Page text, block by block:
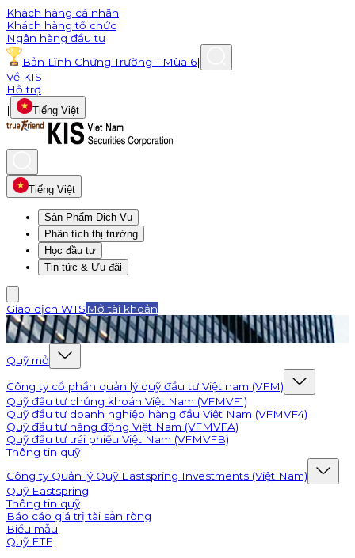
Khách hàng cá nhân
Khách hàng tổ chức
Ngân hàng đầu tư
Bản Lĩnh Chứng Trường - Mùa 6|
Về KIS
Hỗ trợ
|
Tiếng Việt
Tiếng Việt
Sản Phẩm Dịch Vụ
Phân tích thị trường
Học đầu tư
Tin tức & Ưu đãi
Giao dịch WTS Mở tài khoản
Quỹ mở
Công ty cổ phần quản lý quỹ đầu tư Việt nam (VFM)
Quỹ đầu tư chứng khoán Việt Nam (VFMVF1)
Quỹ đầu tư doanh nghiệp hàng đầu Việt Nam (VFMVF4)
Quỹ đầu tư năng động Việt Nam (VFMVFA)
Quỹ đầu tư trái phiếu Việt Nam (VFMVFB)
Thông tin quỹ
Công ty Quản lý Quỹ Eastspring Investments (Việt Nam)
Quỹ Eastspring
Thông tin quỹ
Báo cáo giá trị tài sản ròng
Biểu mẫu
Quỹ ETF